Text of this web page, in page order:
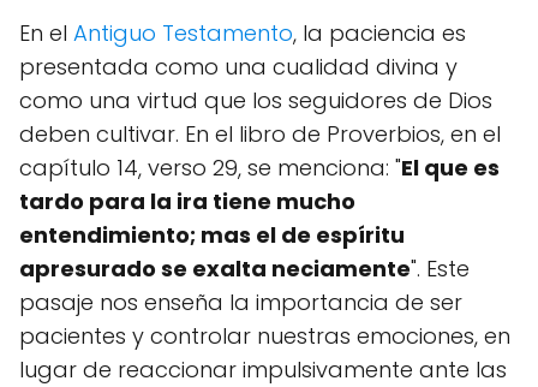
En el Antiguo Testamento, la paciencia es
presentada como una cualidad divina y
como una virtud que los seguidores de Dios
deben cultivar. En el libro de Proverbios, en el
capítulo 14, verso 29, se menciona: "El que es
tardo para la ira tiene mucho
entendimiento; mas el de espíritu
apresurado se exalta neciamente". Este
pasaje nos enseña la importancia de ser
pacientes y controlar nuestras emociones, en
lugar de reaccionar impulsivamente ante las